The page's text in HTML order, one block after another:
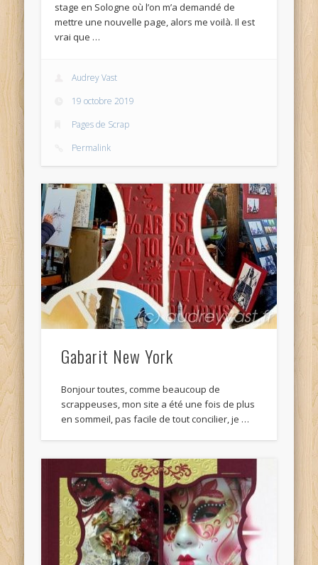
stage en Sologne où l’on m’a demandé de
mettre une nouvelle page, alors me voilà. Il est
vrai que …
Audrey Vast
19 octobre 2019
Pages de Scrap
Permalink
Gabarit New York
Bonjour toutes, comme beaucoup de
scrappeuses, mon site a été une fois de plus
en sommeil, pas facile de tout concilier, je …